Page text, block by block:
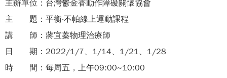
主辦單位：台灣鬱金香動作障礙關懷協會
主 題：平衡‧不帕線上運動課程
講 師：蔣宜蓁物理治療師
日 期：2022/1/7、1/14、1/21、1/28
時 間：每周五，上午09:00~10:00